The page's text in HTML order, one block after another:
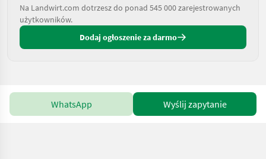
Na Landwirt.com dotrzesz do ponad 545 000 zarejestrowanych
użytkowników.
Dodaj ogłoszenie za darmo
WhatsApp Wyślij zapytanie